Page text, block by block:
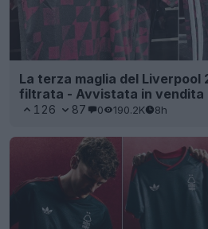
La terza maglia del Liverpool
filtrata - Avvistata in vendita
126 87 0 190.2K 8h